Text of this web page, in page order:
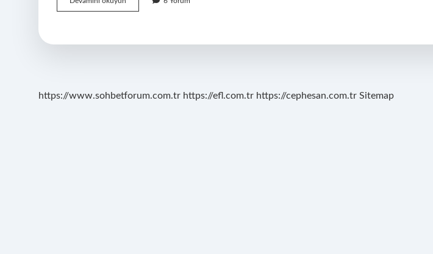
Belgesi
Alınır
https://www.sohbetforum.com.tr https://efl.com.tr https://cephesan.com.tr Sitemap